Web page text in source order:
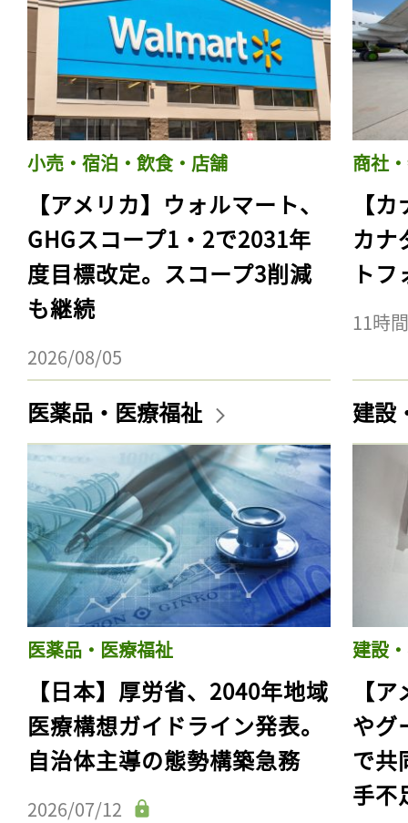
小売・宿泊・飲食・店舗
【アメリカ】ウォルマート、
GHGスコープ1・2で2031年
度目標改定。スコープ3削減
も継続
2026/08/05
商社
【
カナ
ト
11時
医薬品・医療福祉
医薬品・医療福祉
【日本】厚労省、2040年地域
医療構想ガイドライン発表。
自治体主導の態勢構築急務
2026/07/12
建設
建設
【
やグ
で共
手不